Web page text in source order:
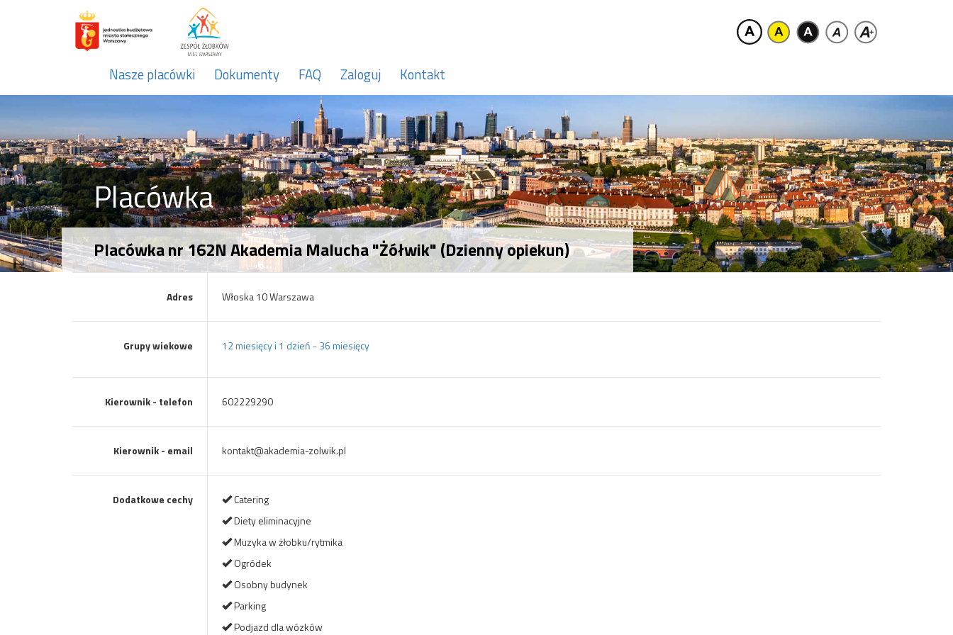
Nasze placówki Dokumenty FAQ Zaloguj Kontakt
Placówka
Placówka nr 162N Akademia Malucha "Żółwik" (Dzienny opiekun)
Adres Włoska 10 Warszawa
Grupy wiekowe 12 miesięcy i 1 dzień - 36 miesięcy
Kierownik - telefon 602229290
Kierownik - email kontakt@akademia-zolwik.pl
Dodatkowe cechy
Catering
Diety eliminacyjne
Muzyka w żłobku/rytmika
Ogródek
Osobny budynek
Parking
Podjazd dla wózków